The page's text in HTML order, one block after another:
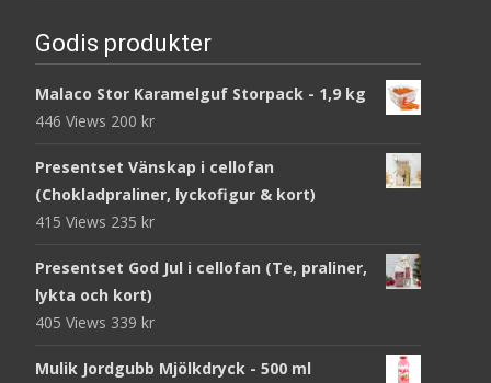
Godis produkter
Malaco Stor Karamelguf Storpack - 1,9 kg
446 Views 200 kr
Presentset Vänskap i cellofan
(Chokladpraliner, lyckofigur & kort)
415 Views 235 kr
Presentset God Jul i cellofan (Te, praliner,
lykta och kort)
405 Views 339 kr
Mulik Jordgubb Mjölkdryck - 500 ml